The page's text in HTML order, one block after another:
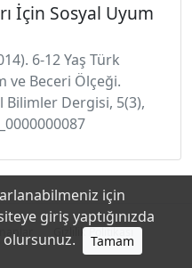
İçin Sosyal Uyum
6-12 Yaş Türk
ve Beceri Ölçeği.
Bilimler Dergisi, 5(3),
Gizlilik Politikası
için
giriş yaptığınızda
olursunuz.
Tamam